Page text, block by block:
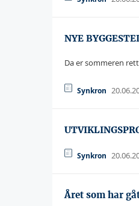
NYE
Da er sommeren
Synkron
Synkron
Året som har